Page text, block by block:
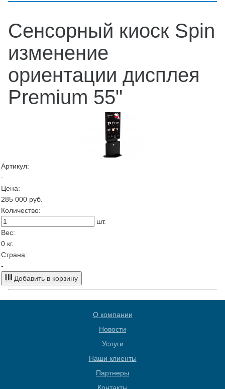
Сенсорный киоск Spin
изменение
ориентации дисплея
Premium 55"
Артикул:
-
Цена:
285 000 руб.
Количество:
шт.
Вес:
0 кг.
Страна:
-
Добавить в корзину
О компании
Новости
Услуги
Наши клиенты
Партнеры